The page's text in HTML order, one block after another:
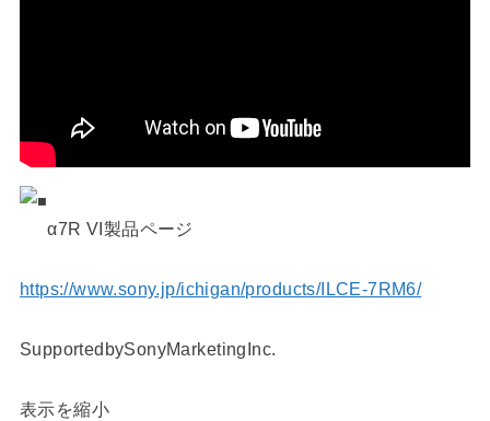
α7R VI製品ページ
https://www.sony.jp/ichigan/products/ILCE-7RM6/
SupportedbySonyMarketingInc.
表示を縮小